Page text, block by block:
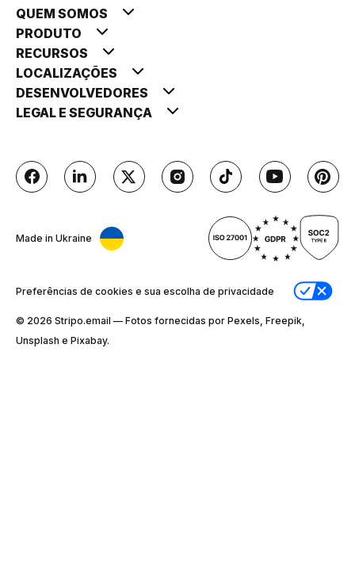
QUEM SOMOS
PRODUTO
RECURSOS
LOCALIZAÇÕES
DESENVOLVEDORES
LEGAL E SEGURANÇA
Made in Ukraine
Preferências de cookies e sua escolha de privacidade
© 2026 Stripо.email — Fotos fornecidas por Pexels, Freepik,
Unsplash e Pixabay.